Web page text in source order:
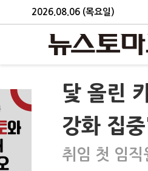
2026.08.06 (목요일)
닻 올린
강화 집
취임 첫 임